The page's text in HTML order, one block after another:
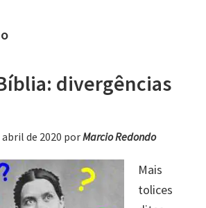
divergências
de 2020 porMarcio Redondo
Mais
tolices